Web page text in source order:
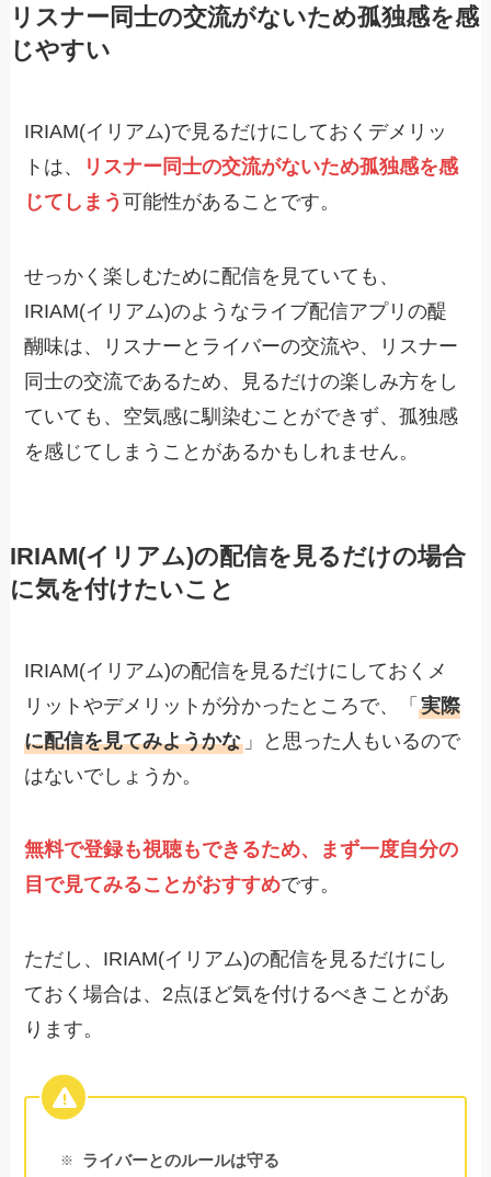
リスナー同士の交流がないため孤独感を感
じやすい
IRIAM(イリアム)で見るだけにしておくデメリッ
トは、
リスナー同士の交流がないため孤独感を感
じてしまう可能性があることです。
せっかく楽しむために配信を見ていても、
IRIAM(イリアム)のようなライブ配信アプリの醍
醐味は、リスナーとライバーの交流や、リスナー
同士の交流であるため、見るだけの楽しみ方をし
ていても、空気感に馴染むことができず、孤独感
を感じてしまうことがあるかもしれません。
IRIAM(イリアム)の配信を見るだけの場合
に気を付けたいこと
IRIAM(イリアム)の配信を見るだけにしておくメ
リットやデメリットが分かったところで、「実際
に配信を見てみようかな 」と思った人もいるので
はないでしょうか。
無料で登録も視聴もできるため、まず一度自分の
目で見てみることがおすすめです。
ただし、IRIAM(イリアム)の配信を見るだけにし
ておく場合は、2点ほど気を付けるべきことがあ
ります。
ライバーとのルールは守る